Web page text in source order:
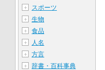
＋ スポーツ
＋ 生物
＋ 食品
＋ 人名
＋ 方言
＋ 辞書・百科事典